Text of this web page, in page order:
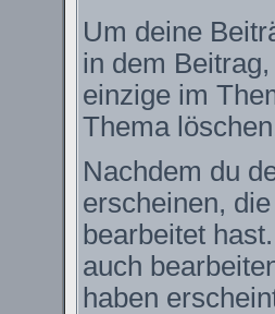
Um deine
in dem
einzige im
Thema
Nachdem du
erscheinen,
bearbeitet
auch
haben